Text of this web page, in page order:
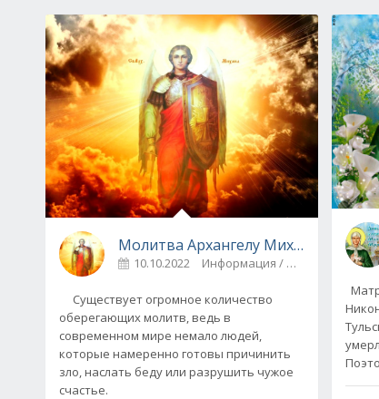
Молитва Архангелу Михаилу -
10.10.2022 Информация / Иконы и
Существует огромное количество
оберегающих молитв, ведь в
современном мире немало людей,
которые намеренно готовы причинить
зло, наслать беду или разрушить чужое
счастье.